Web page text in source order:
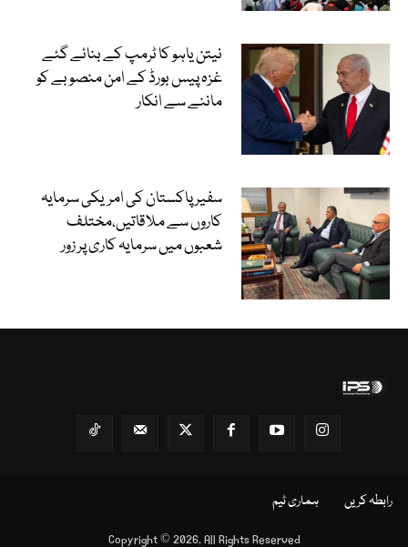
نیتن یاہو کا ٹرمپ کے بنائے گئے
غزہ پیس بورڈ کے امن منصوبے کو
ماننے سے انکار
سفیر پاکستان کی امریکی سرمایہ
کاروں سے ملاقاتیں،مختلف
شعبوں میں سرمایہ کاری پر زور
Copyright © 2026, All Rights Reserved
رابطہ کریں ہماری ٹیم